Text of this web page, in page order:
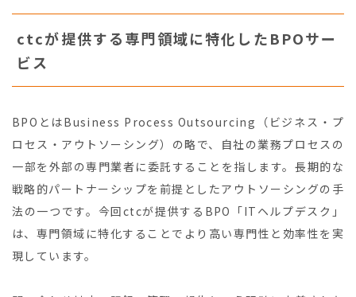
ctcが提供する専門領域に特化したBPOサー
ビス
BPOとはBusiness Process Outsourcing（ビジネス・プ
ロセス・アウトソーシング）の略で、自社の業務プロセスの
一部を外部の専門業者に委託することを指します。長期的な
戦略的パートナーシップを前提としたアウトソーシングの手
法の一つです。今回ctcが提供するBPO「ITヘルプデスク」
は、専門領域に特化することでより高い専門性と効率性を実
現しています。